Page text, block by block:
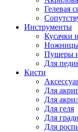
Гелевая
Инструменты
Кусачки
Ножницы
Пушеры
Для
Кисти
Для
Для
Для геля
Для
Для